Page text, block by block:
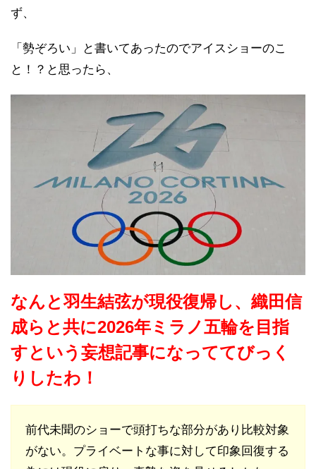
ず、
「勢ぞろい」と書いてあったのでアイスショーのこ
と！？と思ったら、
なんと羽生結弦が現役復帰し、織田信
成らと共に2026年ミラノ五輪を目指
すという妄想記事になっててびっく
りしたわ！
前代未聞のショーで頭打ちな部分があり比較対象
がない。プライベートな事に対して印象回復する